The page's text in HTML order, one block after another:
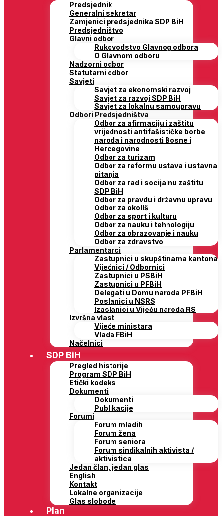
Predsjednik
Generalni sekretar
Zamjenici predsjednika SDP BiH
Predsjedništvo
Glavni odbor
Rukovodstvo Glavnog odbora
O Glavnom odboru
Nadzorni odbor
Statutarni odbor
Savjeti
Savjet za ekonomski razvoj
Savjet za razvoj SDP BiH
Savjet za lokalnu samoupravu
Odbori Predsjedništva
Odbor za afirmaciju i zaštitu
vrijednosti antifašističke borbe
naroda i narodnosti Bosne i
Hercegovine
Odbor za turizam
Odbor za reformu ustava i ustavna
pitanja
Odbor za rad i socijalnu zaštitu
SDP BiH
Odbor za pravdu i državnu upravu
Odbor za okoliš
Odbor za sport i kulturu
Odbor za nauku i tehnologiju
Odbor za obrazovanje i nauku
Odbor za zdravstvo
Parlamentarci
Zastupnici u skupštinama kantona
Vijećnici / Odbornici
Zastupnici u PSBiH
Zastupnici u PFBiH
Delegati u Domu naroda PFBiH
Poslanici u NSRS
Izaslanici u Vijeću naroda RS
Izvršna vlast
Vijeće ministara
Vlada FBiH
Načelnici
SDP BiH
Pregled historije
Program SDP BiH
Etički kodeks
Dokumenti
Dokumenti
Publikacije
Forumi
Forum mladih
Forum žena
Forum seniora
Forum sindikalnih aktivista /
aktivistica
Jedan član, jedan glas
English
Kontakt
Lokalne organizacije
Glas slobode
Plan